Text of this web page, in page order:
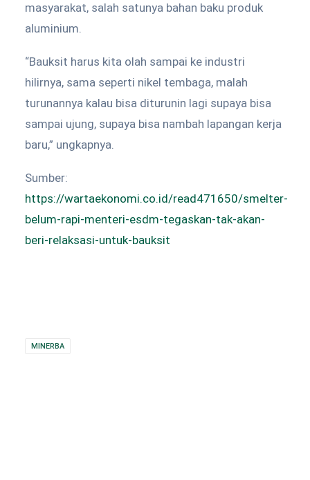
masyarakat, salah satunya bahan baku produk
aluminium.
“Bauksit harus kita olah sampai ke industri
hilirnya, sama seperti nikel tembaga, malah
turunannya kalau bisa diturunin lagi supaya bisa
sampai ujung, supaya bisa nambah lapangan kerja
baru,” ungkapnya.
Sumber:
https://wartaekonomi.co.id/read471650/smelter-
belum-rapi-menteri-esdm-tegaskan-tak-akan-
beri-relaksasi-untuk-bauksit
MINERBA